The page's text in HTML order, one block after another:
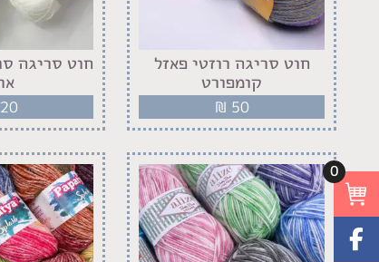
חוט סריגה רוזטי פאזל
קומפורט
₪ 50
חוט סריגה
20
0